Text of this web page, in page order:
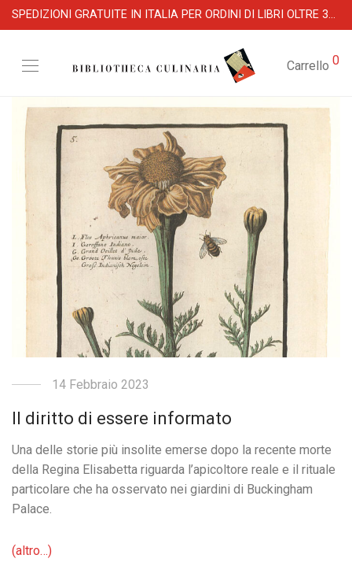
SPEDIZIONI GRATUITE IN ITALIA PER ORDINI DI LIBRI OLTRE 39 €
Carrello 0
14 Febbraio 2023
Il diritto di essere informato
Una delle storie più insolite emerse dopo la recente morte
della Regina Elisabetta riguarda l’apicoltore reale e il rituale
particolare che ha osservato nei giardini di Buckingham
Palace.
(altro…)